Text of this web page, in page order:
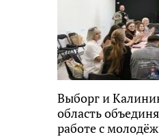
Выборг и
область
работе с